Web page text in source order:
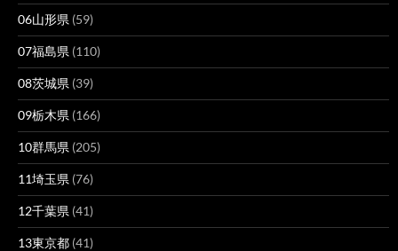
06山形県 (59)
07福島県 (110)
08茨城県 (39)
09栃木県 (166)
10群馬県 (205)
11埼玉県 (76)
12千葉県 (41)
13東京都 (41)